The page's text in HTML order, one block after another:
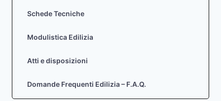
ADOZIONE
Schede Tecniche
Modulistica Edilizia
Atti e disposizioni
Domande Frequenti Edilizia – F.A.Q.